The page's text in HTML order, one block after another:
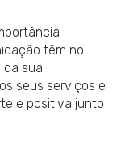
têm no
da sua
seus serviços e
e positiva junto